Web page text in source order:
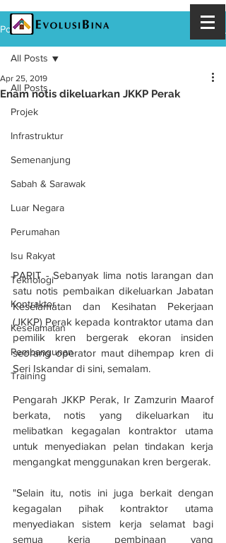
Post
All Posts
Projek
Infrastruktur
Semenanjung
Sabah & Sarawak
Luar Negara
Perumahan
Isu Rakyat
Teknologi
Kontraktor
Keselamatan
Pembangunan
Training
All Posts
Enam notis dikeluarkan JKKP Perak
Apr 25, 2019
PARIT - Sebanyak lima notis larangan dan
satu notis pembaikan dikeluarkan Jabatan
Keselamatan dan Kesihatan Pekerjaan
(JKKP) Perak kepada kontraktor utama dan
pemilik kren bergerak ekoran insiden
seorang operator maut dihempap kren di
Seri Iskandar di sini, semalam.
Pengarah JKKP Perak, Ir Zamzurin Maarof
berkata, notis yang dikeluarkan itu
melibatkan kegagalan kontraktor utama
untuk menyediakan pelan tindakan kerja
mengangkat menggunakan kren bergerak.
"Selain itu, notis ini juga berkait dengan
kegagalan pihak kontraktor utama
menyediakan sistem kerja selamat bagi
semua kerja pembinaan yang